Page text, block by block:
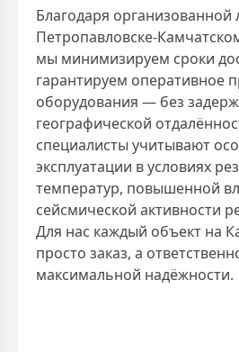
Благодаря организованной
Петропавловске-
мы минимизируем сроки
гарантируем оперативное
оборудования — без
географической
специалисты учитывают
эксплуатации в условиях
температур, повышенной
сейсмической активности
Для нас каждый объект на
просто заказ, а
максимальной надёжности.